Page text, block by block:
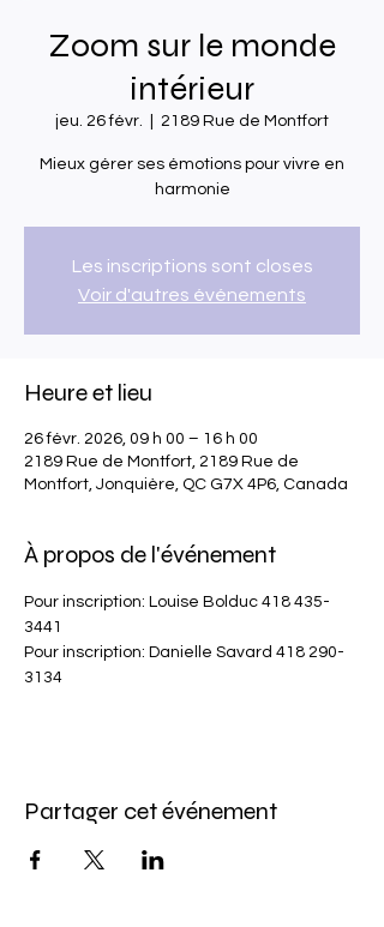
Zoom sur le monde
intérieur
jeu. 26 févr. 2189 Rue de Montfort
Mieux gérer ses émotions pour vivre en
harmonie
Les inscriptions sont closes
Voir d'autres événements
Heure et lieu
26 févr. 2026, 09 h 00 – 16 h 00
2189 Rue de Montfort, 2189 Rue de
Montfort, Jonquière, QC G7X 4P6, Canada
À propos de l'événement
Pour inscription: Louise Bolduc 418 435-
3441
Pour inscription: Danielle Savard 418 290-
3134
Partager cet événement